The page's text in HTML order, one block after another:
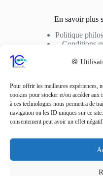
🍪
Pour offrir les meilleures expériences,
cookies pour stocker et/ou accéder
à ces technologies nous permettra de
navigation ou les ID uniques sur ce
consentement peut avoir un effet
En savoir plus
Politique
Conditions
Nous
Adresse: 10fusio –
Contact: +33 6
Réseaux